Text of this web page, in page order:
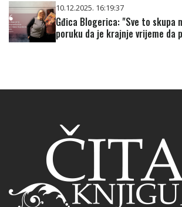
10.12.2025. 16:19:37
Gđica Blogerica: "Sve to skupa
poruku da je krajnje vrijeme da